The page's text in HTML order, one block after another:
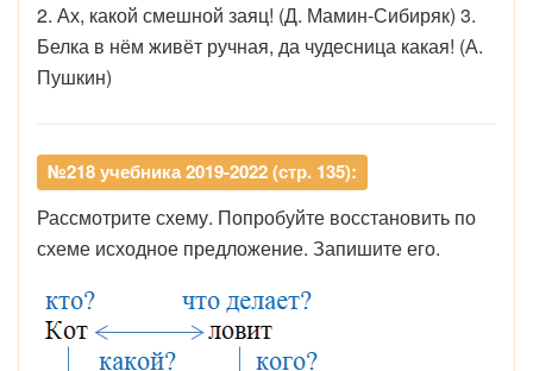
2. Ах, какой смешной заяц! (Д. Мамин-Сибиряк) 3.
Белка в нём живёт ручная, да чудесница какая! (А.
Пушкин)
№218 учебника 2019-2022 (стр. 135):
Рассмотрите схему. Попробуйте восстановить по
схеме исходное предложение. Запишите его.